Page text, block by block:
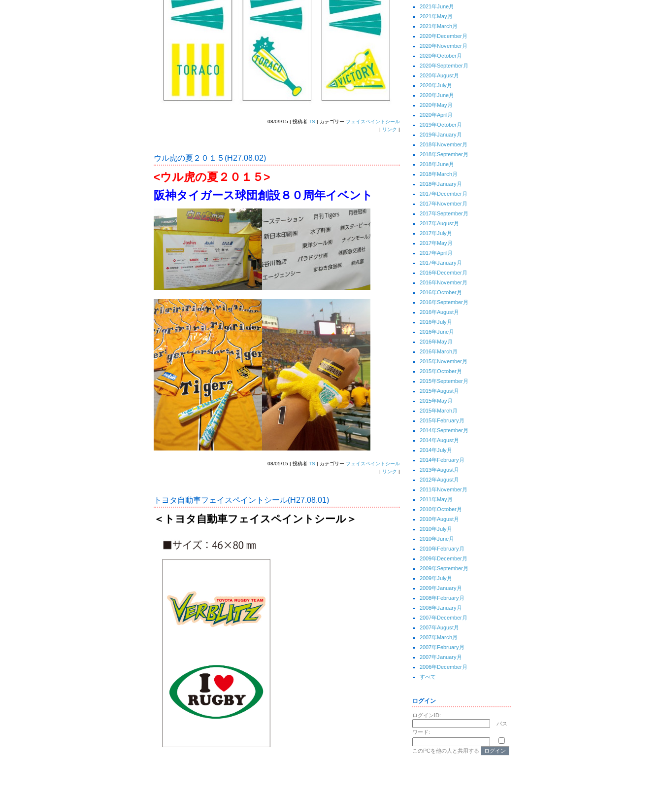
08/09/15 | 投稿者 TS | カテゴリー フェイスペイントシール
| リンク |
ウル虎の夏２０１５(H27.08.02)
<ウル虎の夏２０１５>
阪神タイガース球団創設８０周年イベント
08/05/15 | 投稿者 TS | カテゴリー フェイスペイントシール
| リンク |
トヨタ自動車フェイスペイントシール(H27.08.01)
＜トヨタ自動車フェイスペイントシール＞
2021年June月
2021年May月
2021年March月
2020年December月
2020年November月
2020年October月
2020年September月
2020年August月
2020年July月
2020年June月
2020年May月
2020年April月
2019年October月
2019年January月
2018年November月
2018年September月
2018年June月
2018年March月
2018年January月
2017年December月
2017年November月
2017年September月
2017年August月
2017年July月
2017年May月
2017年April月
2017年January月
2016年December月
2016年November月
2016年October月
2016年September月
2016年August月
2016年July月
2016年June月
2016年May月
2016年March月
2015年November月
2015年October月
2015年September月
2015年August月
2015年May月
2015年March月
2015年February月
2014年September月
2014年August月
2014年July月
2014年February月
2013年August月
2012年August月
2011年November月
2011年May月
2010年October月
2010年August月
2010年July月
2010年June月
2010年February月
2009年December月
2009年September月
2009年July月
2009年January月
2008年February月
2008年January月
2007年December月
2007年August月
2007年March月
2007年February月
2007年January月
2006年December月
すべて
ログイン
ログインID:
パス
ワード:
このPCを他の人と共用する